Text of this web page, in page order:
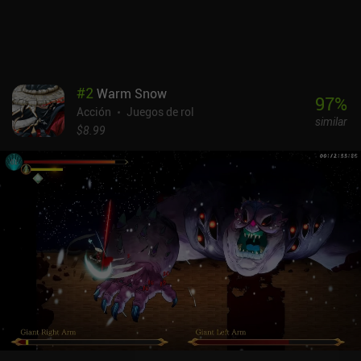
hecho, acabé silenciando la banda sonora y los diálogos sin
perderme gran cosa. Dandy Ace es un juego premium de 9,99 $ que
también es gratuito a través de Google Play Pass. El juego es
de cartas por sí solo lo convierte en una recomendación fácil para
los fans de los roguelike de acción.
#2 Warm Snow
Acción
Juegos de rol
$8.99
97%
similar